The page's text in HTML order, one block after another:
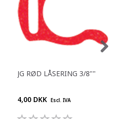
JG RØD LÅSERING 3/8""
4,00 DKK Escl. IVA